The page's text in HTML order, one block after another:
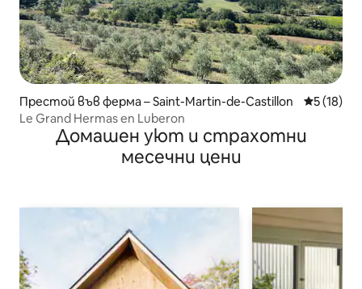
Престой във ферма – Saint-Martin-de-Castillon Средна
5 (18)
Le Grand Hermas en Luberon
Домашен уют и страхотни
месечни цени